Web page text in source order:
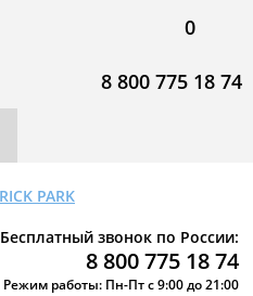
0
8 800 775 18 74
Бесплатный звонок по России:
8 800 775 18 74
Режим работы: Пн-Пт с 9:00 до 21:00